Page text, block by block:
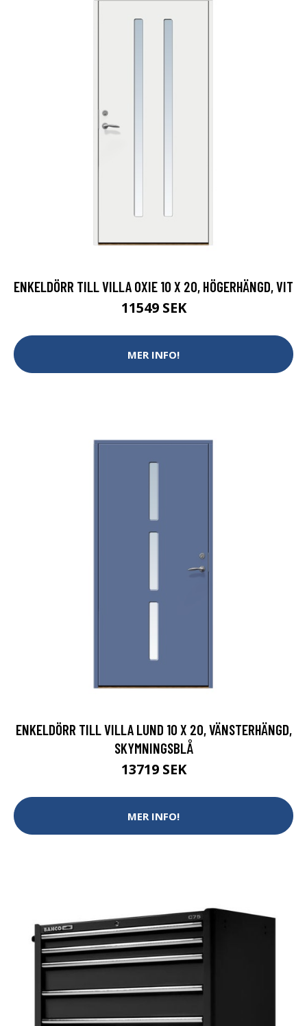
ENKELDÖRR TILL VILLA OXIE 10 X 20, HÖGERHÄNGD, VIT
11549 SEK
MER INFO!
ENKELDÖRR TILL VILLA LUND 10 X 20, VÄNSTERHÄNGD,
SKYMNINGSBLÅ
13719 SEK
MER INFO!